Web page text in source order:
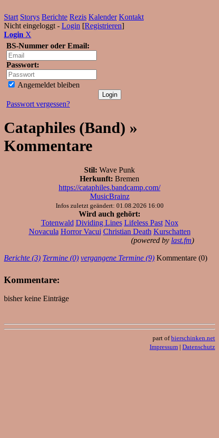
Start Storys Berichte Rezis Kalender Kontakt
Nicht eingeloggt - Login [Registrieren]
Login X
BS-Nummer oder Email:
Passwort:
Angemeldet bleiben
Passwort vergessen?
Cataphiles (Band) »
Kommentare
Stil: Wave Punk
Herkunft: Bremen
https://cataphiles.bandcamp.com/
MusicBrainz
Infos zuletzt geändert: 01.08.2026 16:00
Wird auch gehört:
Totenwald Dividing Lines Lifeless Past Nox
Novacula Horror Vacui Christian Death Kurschatten
(powered by last.fm)
Berichte (3) Termine (0) vergangene Termine (9) Kommentare (0)
Kommentare:
bisher keine Einträge
part ofbierschinken.net
Impressum | Datenschutz